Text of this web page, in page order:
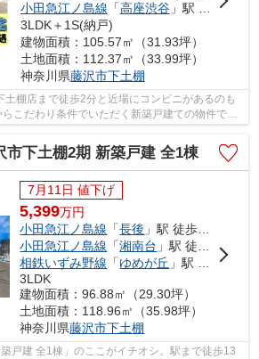
小田急江ノ島線 「高座渋谷」駅 徒歩52分
3LDK＋1S(納戸)
建物面積：105.57㎡（31.93坪）
土地面積：112.37㎡（33.99坪）
神奈川県藤沢市下土棚
土棚店まで徒歩2分と近場にコンビニがあるのも
こだわり条件でいただく新築戸建ての物件で
市下土棚2期 新築戸建 全1棟
7月11日 値下げ
5,399万円
小田急江ノ島線 「長後 」駅 徒歩13分
小田急江ノ島線 「湘南台 」駅 徒歩26分
相鉄いずみ野線 「ゆめが丘 」駅 徒歩38分
3LDK
建物面積：96.88㎡（29.30坪）
土地面積：118.96㎡（35.98坪）
神奈川県藤沢市下土棚
築戸建 全1棟」のここがイチオシ。駅まで徒歩13